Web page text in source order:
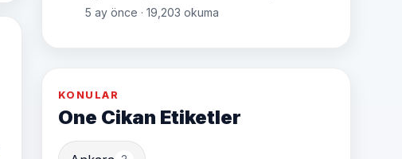
5 ay önce · 19,203 okuma
KONULAR
One Cikan Etiketler